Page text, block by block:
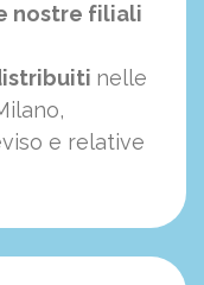
nostre filiali
nelle
e relative